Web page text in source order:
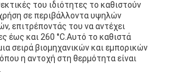
του ιδιότητες το καθιστούν
χρήση σε περιβάλλοντα υψηλών
επιτρέποντάς του να αντέχει
έως και 260 °C.Αυτό το καθιστά
σειρά βιομηχανικών και εμπορικών
η αντοχή στη θερμότητα είναι